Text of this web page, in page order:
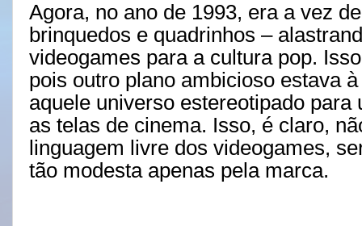
Agora, no ano de 1993, era a vez
brinquedos e quadrinhos –
videogames para a cultura pop.
pois outro plano ambicioso estava
aquele universo estereotipado
as telas de cinema. Isso, é claro,
linguagem livre dos videogames,
tão modesta apenas pela marca.